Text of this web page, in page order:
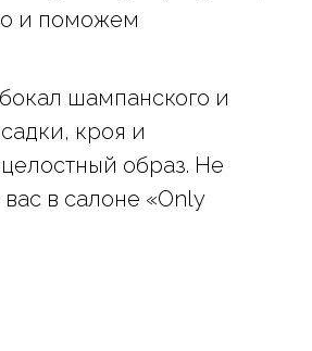
и поможем
шампанского и
кроя и
образ. Не
в салоне «Only